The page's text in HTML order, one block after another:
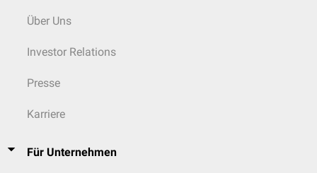
Über Uns
Investor Relations
Presse
Karriere
Für Unternehmen